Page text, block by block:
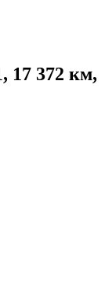
17 372 км,